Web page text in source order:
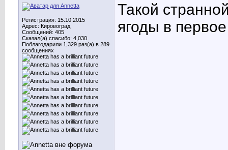
Регистрация: 15.10.2015
Адрес: Кировоград
Сообщений: 405
Сказал(а) спасибо: 4,030
Поблагодарили 1,329 раз(а) в 289
сообщениях
Такой
ягоды в